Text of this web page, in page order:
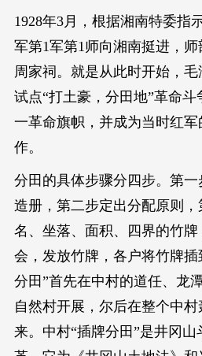
1928年3月，根据湘南特委指
军第1军第1师向湘南挺进，
周家祠。就是从此时开始，
试点“打土豪，分田地”革命
一革命旗帜，并成为当时红
作。
分田的具体步骤分四步。第
造册，第二步定出分配原则
名、坐落、面积、四界的竹
会，发放竹牌，各户将竹牌
分田”首先在中村的道任、龙
自然村开展，尔后在整个中
来。中村“插牌分田”是井冈